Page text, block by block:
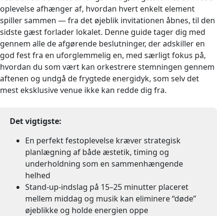
oplevelse afhænger af, hvordan hvert enkelt element
spiller sammen — fra det øjeblik invitationen åbnes, til den
sidste gæst forlader lokalet. Denne guide tager dig med
gennem alle de afgørende beslutninger, der adskiller en
god fest fra en uforglemmelig en, med særligt fokus på,
hvordan du som vært kan orkestrere stemningen gennem
aftenen og undgå de frygtede energidyk, som selv det
mest eksklusive venue ikke kan redde dig fra.
Det vigtigste:
En perfekt festoplevelse kræver strategisk
planlægning af både æstetik, timing og
underholdning som en sammenhængende
helhed
Stand-up-indslag på 15–25 minutter placeret
mellem middag og musik kan eliminere “døde”
øjeblikke og holde energien oppe